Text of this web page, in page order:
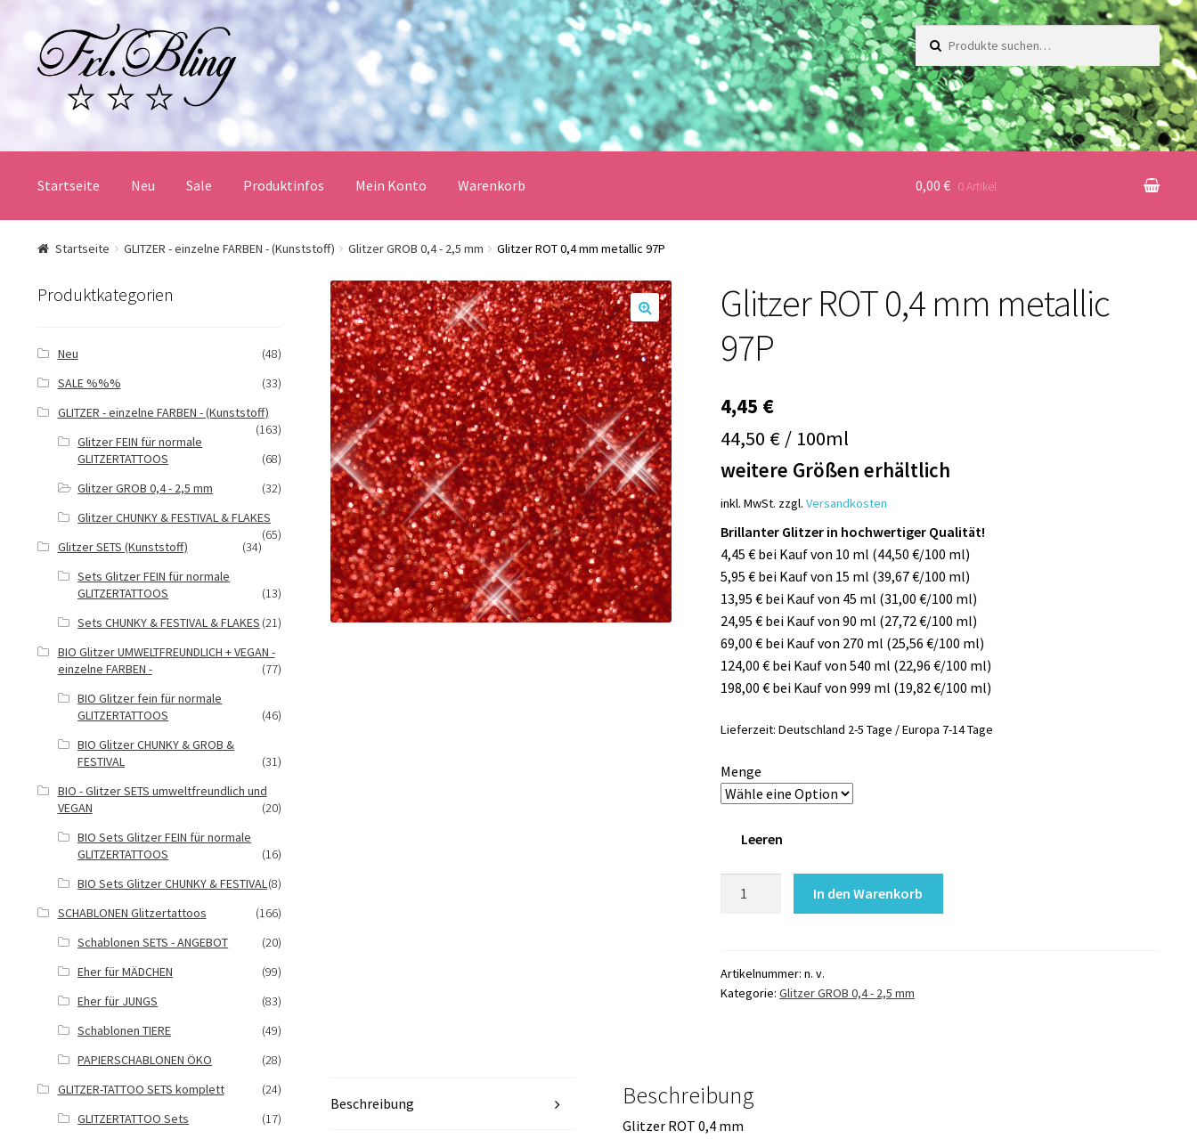
Navigation
springen
zum
Inhalt
Suche
nach:
Startseite Neu Sale Produktinfos Mein Konto Warenkorb
Start AGB und Kundeninformationen Datenschutzerklärung Echtheit von Bewertungen
Mein Konto Produktinfos Versandbedingungen Vertrag widerrufen Warenkorb
Widerrufsbelehrung / Muster-Widerrufsformular Zahlungsbedingungen
0,00 € 0 Artikel
Startseite GLITZER - einzelne FARBEN - (Kunststoff) Glitzer GROB 0,4 - 2,5 mm Glitzer ROT 0,4 mm metallic 97P
🔍
Glitzer ROT 0,4 mm metallic
97P
4,45 €
44,50 € / 100ml
weitere Größen erhältlich
inkl. MwSt. zzgl. Versandkosten
Brillanter Glitzer in hochwertiger Qualität!
4,45 € bei Kauf von 10 ml (44,50 €/100 ml)
5,95 € bei Kauf von 15 ml (39,67 €/100 ml)
13,95 € bei Kauf von 45 ml (31,00 €/100 ml)
24,95 € bei Kauf von 90 ml (27,72 €/100 ml)
69,00 € bei Kauf von 270 ml (25,56 €/100 ml)
124,00 € bei Kauf von 540 ml (22,96 €/100 ml)
198,00 € bei Kauf von 999 ml (19,82 €/100 ml)
Lieferzeit: Deutschland 2-5 Tage / Europa 7-14 Tage
Menge
Leeren
metallic
97P
In den Warenkorb
Artikelnummer: n. v.
Kategorie: Glitzer GROB 0,4 - 2,5 mm
Beschreibung Beschreibung
Glitzer ROT 0,4 mm
Produktkategorien
Neu
(48)
SALE %%%
(33)
GLITZER - einzelne FARBEN - (Kunststoff)
(163)
Glitzer FEIN für normale
GLITZERTATTOOS
(68)
Glitzer GROB 0,4 - 2,5 mm
(32)
Glitzer CHUNKY & FESTIVAL & FLAKES
(65)
Glitzer SETS (Kunststoff)
(34)
Sets Glitzer FEIN für normale
GLITZERTATTOOS
(13)
Sets CHUNKY & FESTIVAL & FLAKES (21)
BIO Glitzer UMWELTFREUNDLICH + VEGAN -
einzelne FARBEN -
(77)
BIO Glitzer fein für normale
GLITZERTATTOOS
(46)
BIO Glitzer CHUNKY & GROB &
FESTIVAL
(31)
BIO - Glitzer SETS umweltfreundlich und
VEGAN
(20)
BIO Sets Glitzer FEIN für normale
GLITZERTATTOOS
(16)
BIO Sets Glitzer CHUNKY & FESTIVAL(8)
SCHABLONEN Glitzertattoos
(166)
Schablonen SETS - ANGEBOT
(20)
Eher für MÄDCHEN
(99)
Eher für JUNGS
(83)
Schablonen TIERE
(49)
PAPIERSCHABLONEN ÖKO
(28)
GLITZER-TATTOO SETS komplett
(24)
GLITZERTATTOO Sets
(17)